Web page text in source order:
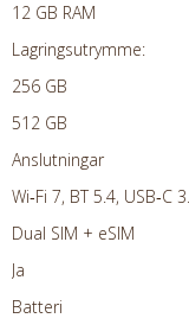
12 GB RAM
Lagringsutrymme:
256 GB
512 GB
Anslutningar
Wi‑Fi 7, BT 5.4, USB‑C
Dual SIM + eSIM
Ja
Batteri